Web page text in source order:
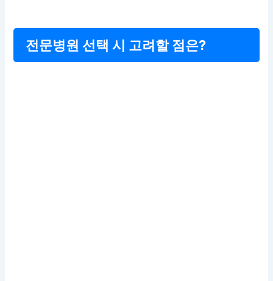
전문병원 선택 시 고려할 점은?